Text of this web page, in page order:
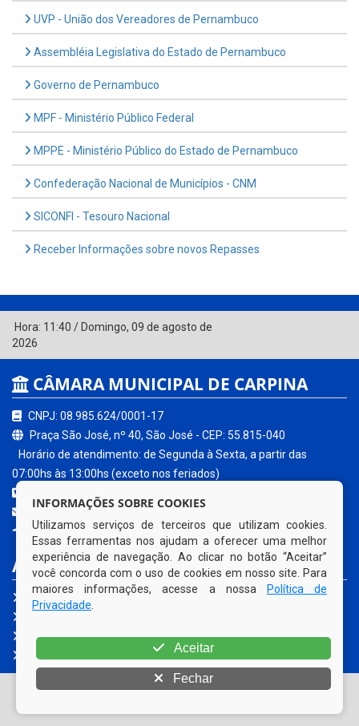
UVP - União dos Vereadores de Pernambuco
Assembléia Legislativa do Estado de Pernambuco
Governo de Pernambuco
MPF - Ministério Público Federal
MPPE - Ministério Público do Estado de Pernambuco
Confederação Nacional de Municípios - CNM
SICONFI - Tesouro Nacional
Receber Informações sobre novos Repasses
Hora: 11:40 /Domingo, 09 de agosto de
2026
CÂMARA MUNICIPAL DE CARPINA
CNPJ: 08.985.624/0001-17
Praça São José, nº 40, São José - CEP: 55.815-040
Horário de atendimento: de Segunda à Sexta, a partir das
07:00hs às 13:00hs (exceto nos feriados)
contato@carpina.pe.leg.br
Carpina - PE
ACESSE NOSSOS SERVIÇOS
Portal da Transparência
Ouvidoria Legislativa
Fale Conosco
© Copyright 2026 Câmara Municipal de Carpina | Todos os
INFORMAÇÕES SOBRE COOKIES
Utilizamos serviços de terceiros que utilizam cookies.
Essas ferramentas nos ajudam a oferecer uma melhor
experiência de navegação. Ao clicar no botão “Aceitar”
você concorda com o uso de cookies em nosso site. Para
maiores informações, acesse a nossa
Política de
Privacidade
Aceitar
Fechar